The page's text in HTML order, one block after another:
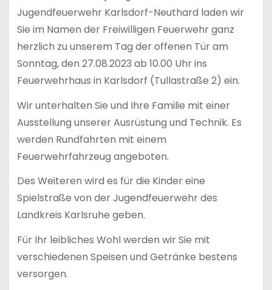
Jugendfeuerwehr Karlsdorf-Neuthard laden wir
Sie im Namen der Freiwilligen Feuerwehr ganz
herzlich zu unserem Tag der offenen Tür am
Sonntag, den 27.08.2023 ab 10.00 Uhr ins
Feuerwehrhaus in Karlsdorf (Tullastraße 2) ein.
Wir unterhalten Sie und Ihre Familie mit einer
Ausstellung unserer Ausrüstung und Technik. Es
werden Rundfahrten mit einem
Feuerwehrfahrzeug angeboten.
Des Weiteren wird es für die Kinder eine
Spielstraße von der Jugendfeuerwehr des
Landkreis Karlsruhe geben.
Für Ihr leibliches Wohl werden wir Sie mit
verschiedenen Speisen und Getränke bestens
versorgen.